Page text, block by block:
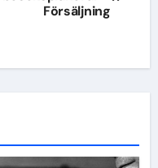
Försäljning